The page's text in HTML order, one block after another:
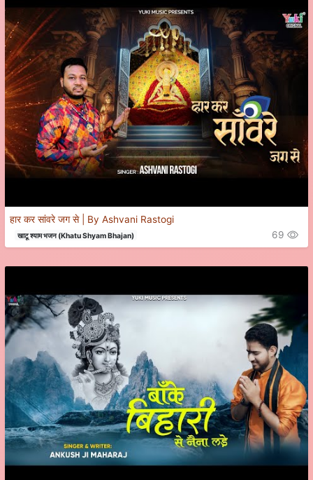
हार कर सांवरे जग से | By Ashvani Rastogi
खाटू श्याम भजन (Khatu Shyam Bhajan) 69